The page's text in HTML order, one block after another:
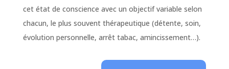
cet état de conscience avec un objectif variable selon
chacun, le plus souvent thérapeutique (détente, soin,
évolution personnelle, arrêt tabac, amincissement…).